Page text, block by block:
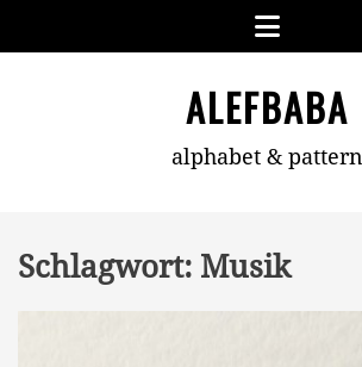
Menu
ALEFBABA
alphabet & pattern
Schlagwort: Musik